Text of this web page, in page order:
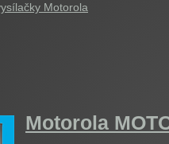
Motorola
Motorola